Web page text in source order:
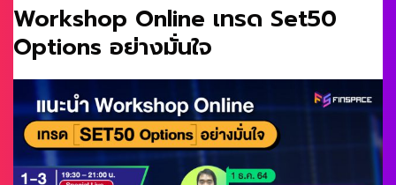
Workshop Online เทรด Set50
Options อย่างมั่นใจ